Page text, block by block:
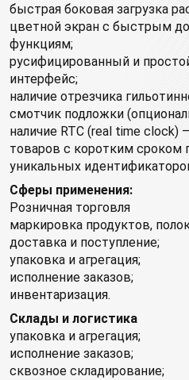
быстрая боковая загрузка
цветной экран с быстрым
функциям;
русифицированный и
интерфейс;
наличие отрезчика
смотчик подложки
наличие RTC (real time
товаров с коротким сроком
уникальных
Сферы применения:
Розничная торговля
маркировка продуктов,
доставка и поступление;
упаковка и агрегация;
исполнение заказов;
инвентаризация.
Склады и логистика
упаковка и агрегация;
исполнение заказов;
сквозное складирование;